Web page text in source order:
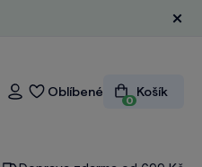
Přihlášení
Oblíbené
0
Košík